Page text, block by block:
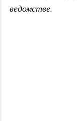
ведомстве.